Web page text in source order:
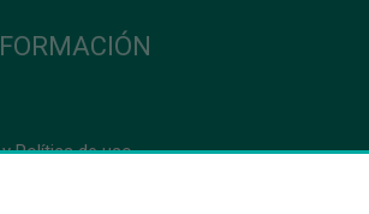
Política de uso